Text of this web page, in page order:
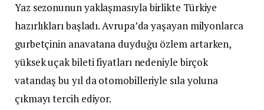
Yaz sezonunun yaklaşmasıyla birlikte Türkiye
hazırlıkları başladı. Avrupa’da yaşayan milyonlarca
gurbetçinin anavatana duyduğu özlem artarken,
yüksek uçak bileti fiyatları nedeniyle birçok
vatandaş bu yıl da otomobilleriyle sıla yoluna
çıkmayı tercih ediyor.